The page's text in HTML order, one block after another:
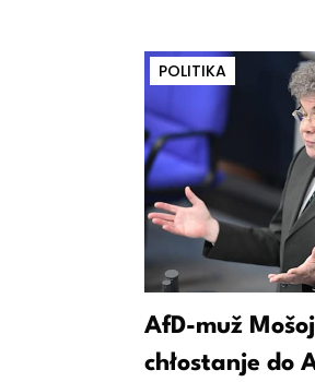
POLITIKA
AfD-muž
chłostanje do